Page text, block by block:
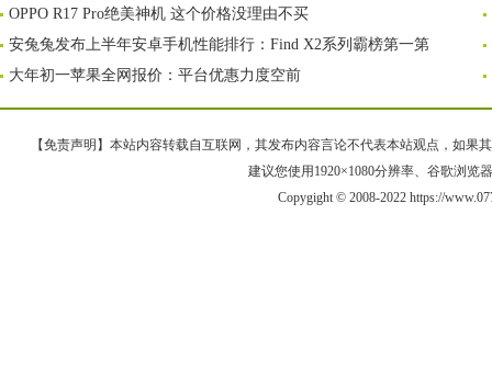
OPPO R17 Pro绝美神机 这个价格没理由不买
安兔兔发布上半年安卓手机性能排行：Find X2系列霸榜第一第
大年初一苹果全网报价：平台优惠力度空前
【免责声明】本站内容转载自互联网，其发布内容言论不代表本站观点，如果
建议您使用1920×1080分辨率、谷歌浏览
Copygight © 2008-2022 https://